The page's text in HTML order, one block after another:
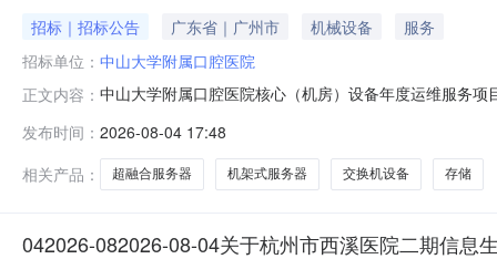
招标｜招标公告 广东省｜广州市 机械设备
服务
招标单位： 中山大学附属口腔医院
正文内容： 中山大学附属口腔医院核心（机房）设备年度运维服务
件需求书二、申请人的资格要求（一）满足《中华人民
或其他组织或自然人，提交有效的营业执照（
发布时间： 2026-08-04 17:48
相关产品：
超融合服务器 机架式服务器 交换机设备 存储
042026-082026-08-04关于杭州市西溪医院二期信息